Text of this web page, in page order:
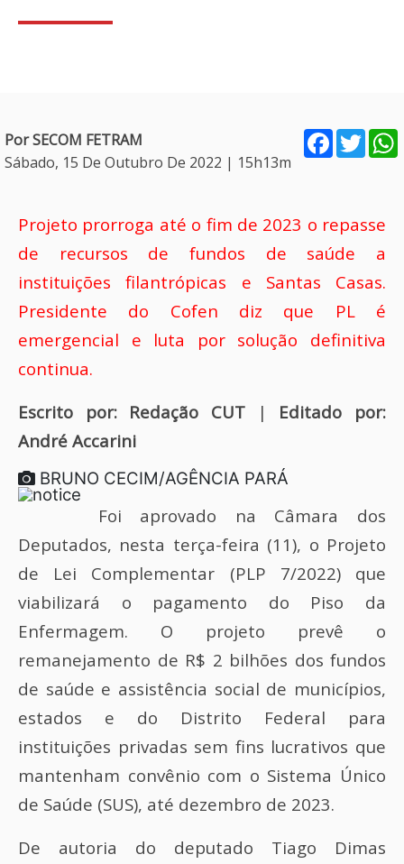
Por SECOM FETRAM
Sábado, 15 De Outubro De 2022 | 15h13m
Facebook
Projeto prorroga até o fim de 2023 o repasse
de recursos de fundos de saúde a
instituições filantrópicas e Santas Casas.
Presidente do Cofen diz que PL é
emergencial e luta por solução definitiva
continua.
Escrito por: Redação CUT | Editado por:
André Accarini
BRUNO CECIM/AGÊNCIA PARÁ
Foi aprovado na Câmara dos
Deputados, nesta terça-feira (11), o Projeto
de Lei Complementar (PLP 7/2022) que
viabilizará o pagamento do Piso da
Enfermagem. O projeto prevê o
remanejamento de R$ 2 bilhões dos fundos
de saúde e assistência social de municípios,
estados e do Distrito Federal para
instituições privadas sem fins lucrativos que
mantenham convênio com o Sistema Único
de Saúde (SUS), até dezembro de 2023.
De autoria do deputado Tiago Dimas